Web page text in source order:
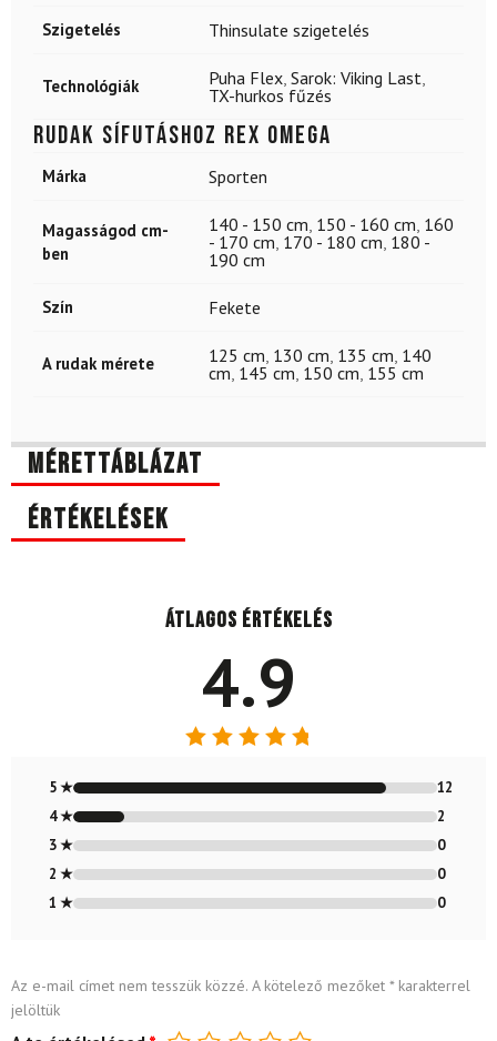
Szigetelés Thinsulate szigetelés
Technológiák Puha Flex Sarok: Viking Last
TX-hurkos fűzés
Rudak sífutáshoz REX Omega
Márka Sporten
Magasságod cm-
ben
140 - 150 cm 150 - 160 cm 160
- 170 cm 170 - 180 cm 180 -
190 cm
Szín Fekete
A rudak mérete 125 cm 130 cm 135 cm 140
cm 145 cm 150 cm 155 cm
Mérettáblázat
Értékelések
Átlagos értékelés
4.9
4.86/ 5
5 ★
12
4 ★
2
3 ★
0
2 ★
0
1 ★
0
Az e-mail címet nem tesszük közzé. A kötelező mezőket *karakterrel
jelöltük